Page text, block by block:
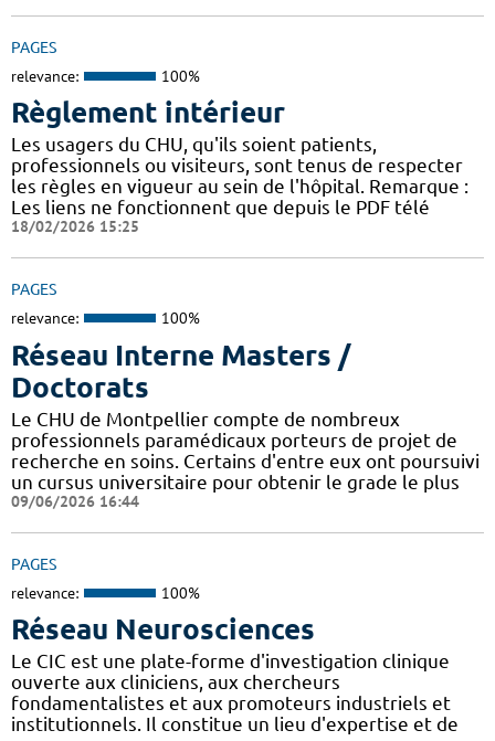
PAGES
relevance: 100%
Règlement intérieur
Les usagers du CHU, qu'ils soient patients,
professionnels ou visiteurs, sont tenus de respecter
les règles en vigueur au sein de l'hôpital. Remarque :
Les liens ne fonctionnent que depuis le PDF télé
18/02/2026 15:25
PAGES
relevance: 100%
Réseau Interne Masters /
Doctorats
Le CHU de Montpellier compte de nombreux
professionnels paramédicaux porteurs de projet de
recherche en soins. Certains d'entre eux ont poursuivi
un cursus universitaire pour obtenir le grade le plus
09/06/2026 16:44
PAGES
relevance: 100%
Réseau Neurosciences
Le CIC est une plate-forme d'investigation clinique
ouverte aux cliniciens, aux chercheurs
fondamentalistes et aux promoteurs industriels et
institutionnels. Il constitue un lieu d'expertise et de